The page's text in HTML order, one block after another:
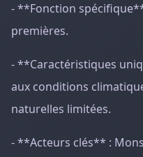
- **Fonction
premières.
- **Caractéristiques
aux conditions
naturelles limitées.
- **Acteurs clés** :